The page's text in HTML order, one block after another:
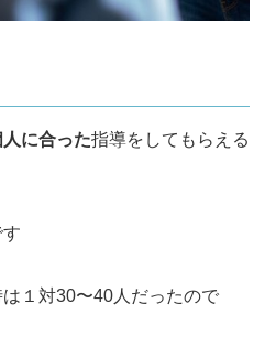
に合った指導をしてもらえる
１対30〜40人だったので